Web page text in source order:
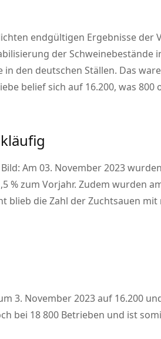
endgültigen Ergebnisse der
der
den deutschen Ställen. Das
belief sich auf 16.200, was 800
Am 03. November 2023
% zum Vorjahr. Zudem wurden
die Zahl der Zuchtsauen
3. November 2023 auf 16.200
bei 18 800 Betrieben und ist